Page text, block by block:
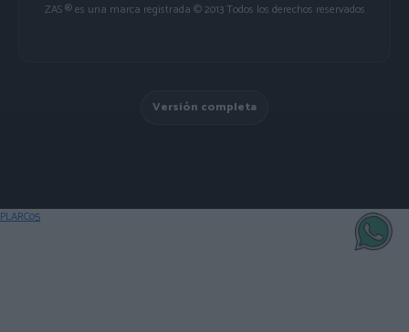
ZAS ® es una marca registrada © 2013 Todos los derechos reservados
Versión completa
PLARC05